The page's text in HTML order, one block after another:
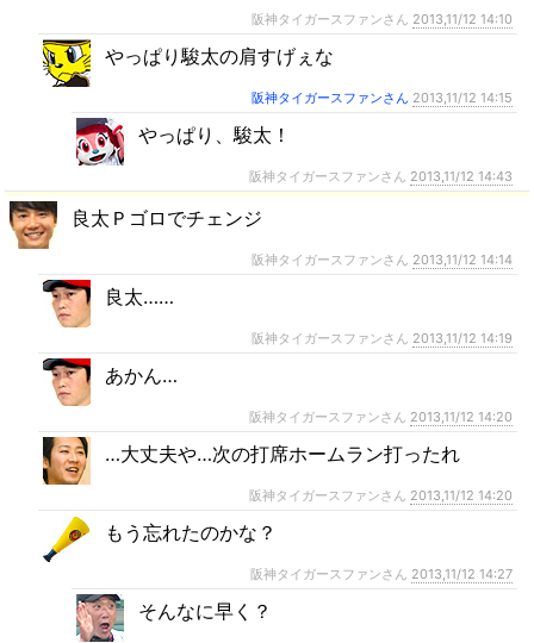
阪神タイガースファンさん 2013,11/12 14:10
やっぱり駿太の肩すげぇな
阪神タイガースファンさん 2013,11/12 14:15
やっぱり、駿太！
阪神タイガースファンさん 2013,11/12 14:43
良太Ｐゴロでチェンジ
阪神タイガースファンさん 2013,11/12 14:14
良太……
阪神タイガースファンさん 2013,11/12 14:19
あかん…
阪神タイガースファンさん 2013,11/12 14:20
…大丈夫や…次の打席ホームラン打ったれ
阪神タイガースファンさん 2013,11/12 14:20
もう忘れたのかな？
阪神タイガースファンさん 2013,11/12 14:27
そんなに早く？